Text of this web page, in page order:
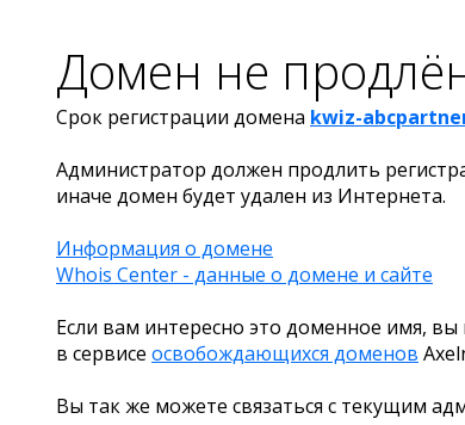
Домен не
Срок регистрации домена kwiz-
Администратор должен продлить
иначе домен будет удален из Интернета.
Информация о домене
Whois Center - данные о домене и сайте
Если вам интересно это доменное имя,
в сервисе освобождающихся доменов
Вы так же можете связаться с текущим